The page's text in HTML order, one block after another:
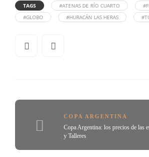
TAGS #ATENAS DE RÍO CUARTO
#GLOBO
#HURACÁN LAS HERAS
COPA ARGENTINA
Copa Argentina: los precios de las
y Talleres